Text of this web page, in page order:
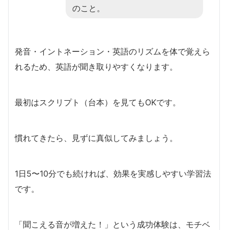
のこと。
発音・イントネーション・英語のリズムを体で覚えら
れるため、英語が聞き取りやすくなります。
最初はスクリプト（台本）を見てもOKです。
慣れてきたら、見ずに真似してみましょう。
1日5〜10分でも続ければ、効果を実感しやすい学習法
です。
「聞こえる音が増えた！」という成功体験は、モチベ